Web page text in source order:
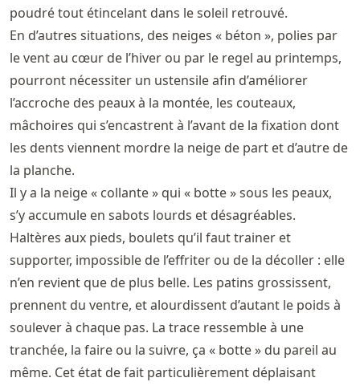
poudré tout étincelant dans le soleil retrouvé.
En d’autres situations, des neiges « béton », polies par
le vent au cœur de l’hiver ou par le regel au printemps,
pourront nécessiter un ustensile afin d’améliorer
l’accroche des peaux à la montée, les couteaux,
mâchoires qui s’encastrent à l’avant de la fixation dont
les dents viennent mordre la neige de part et d’autre de
la planche.
Il y a la neige « collante » qui « botte » sous les peaux,
s’y accumule en sabots lourds et désagréables.
Haltères aux pieds, boulets qu’il faut trainer et
supporter, impossible de l’effriter ou de la décoller : elle
n’en revient que de plus belle. Les patins grossissent,
prennent du ventre, et alourdissent d’autant le poids à
soulever à chaque pas. La trace ressemble à une
tranchée, la faire ou la suivre, ça « botte » du pareil au
même. Cet état de fait particulièrement déplaisant